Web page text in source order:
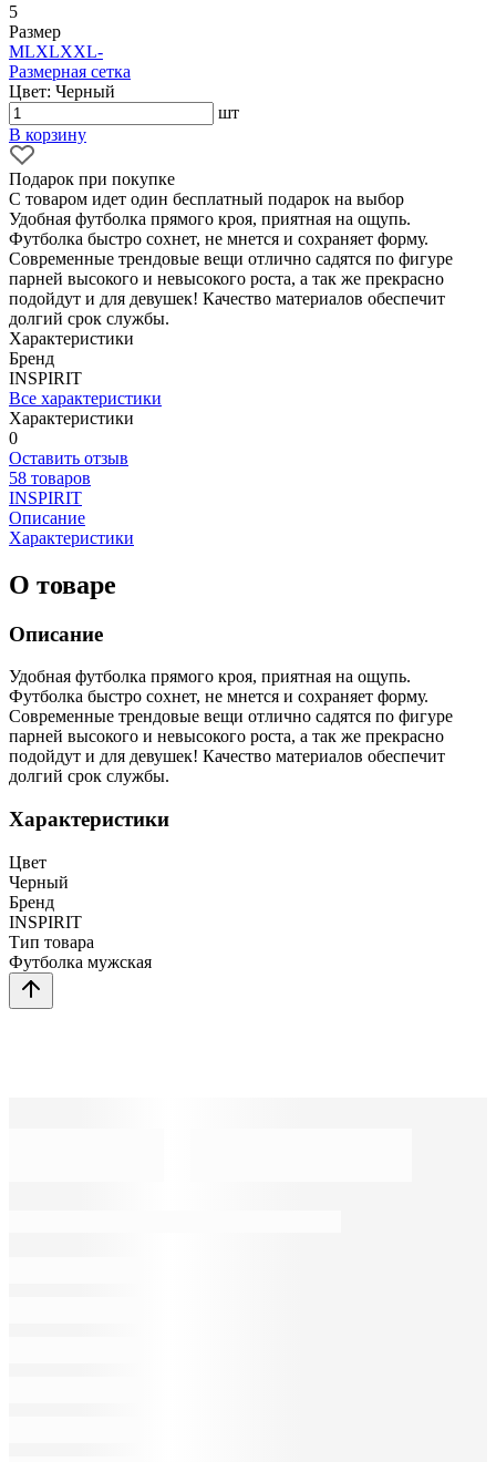
5
Размер
MLXLXXL-
Размерная сетка
Цвет: Черный
шт
В корзину
Подарок при покупке
С товаром идет один бесплатный подарок на выбор
Удобная футболка прямого кроя, приятная на ощупь.
Футболка быстро сохнет, не мнется и сохраняет форму.
Современные трендовые вещи отлично садятся по фигуре
парней высокого и невысокого роста, а так же прекрасно
подойдут и для девушек! Качество материалов обеспечит
долгий срок службы.
Характеристики
Бренд
INSPIRIT
Все характеристики
Характеристики
0
Оставить отзыв
58 товаров
INSPIRIT
Описание
Характеристики
О товаре
Описание
Удобная футболка прямого кроя, приятная на ощупь.
Футболка быстро сохнет, не мнется и сохраняет форму.
Современные трендовые вещи отлично садятся по фигуре
парней высокого и невысокого роста, а так же прекрасно
подойдут и для девушек! Качество материалов обеспечит
долгий срок службы.
Характеристики
Цвет
Черный
Бренд
INSPIRIT
Тип товара
Футболка мужская